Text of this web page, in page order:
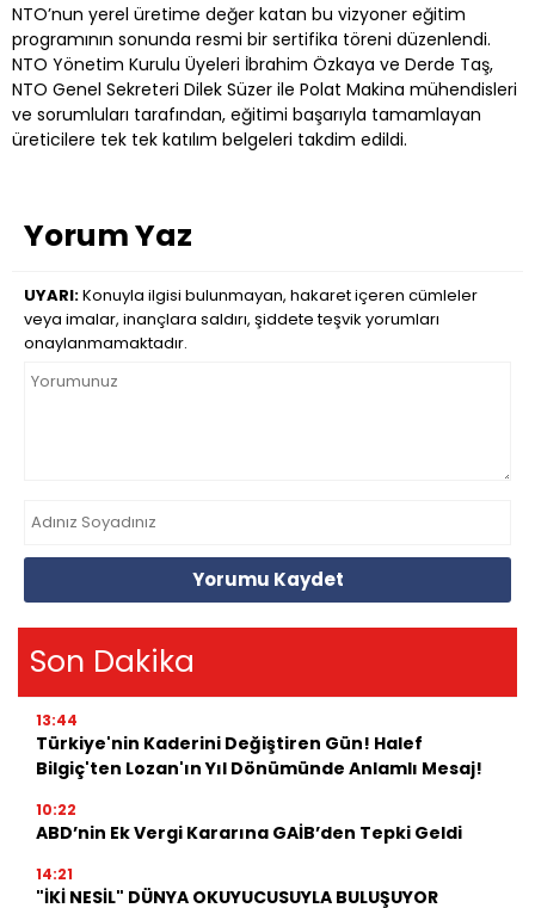
NTO’nun yerel üretime değer katan bu vizyoner eğitim
programının sonunda resmi bir sertifika töreni düzenlendi.
NTO Yönetim Kurulu Üyeleri İbrahim Özkaya ve Derde Taş,
NTO Genel Sekreteri Dilek Süzer ile Polat Makina mühendisleri
ve sorumluları tarafından, eğitimi başarıyla tamamlayan
üreticilere tek tek katılım belgeleri takdim edildi.
Yorum Yaz
UYARI:Konuyla ilgisi bulunmayan, hakaret içeren cümleler
veya imalar, inançlara saldırı, şiddete teşvik yorumları
onaylanmamaktadır.
Yorumu Kaydet
Son Dakika
13:44
Türkiye'nin Kaderini Değiştiren Gün! Halef
Bilgiç'ten Lozan'ın Yıl Dönümünde Anlamlı Mesaj!
10:22
ABD’nin Ek Vergi Kararına GAİB’den Tepki Geldi
14:21
"İKİ NESİL" DÜNYA OKUYUCUSUYLA BULUŞUYOR